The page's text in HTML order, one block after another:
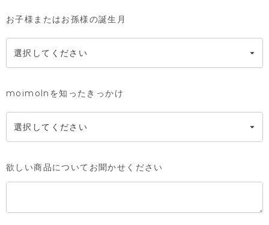
お子様またはお孫様の誕生月
moimolnを知ったきっかけ
欲しい商品についてお聞かせください